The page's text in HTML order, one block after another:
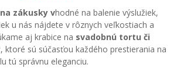
zákusky vhodné na balenie výslužiek,
u nás nájdete v rôznych veľkostiach a
aj krabice na svadobnú tortu či
, ktoré sú súčasťou každého prestierania na
tú správnu eleganciu.